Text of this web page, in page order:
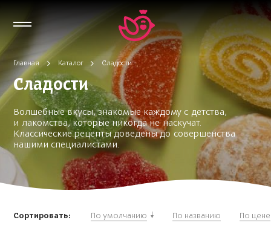
Главная Каталог Сладости
Сладости
Волшебные вкусы, знакомые каждому с детства,
и лакомства, которые никогда не наскучат.
Классические рецепты доведены до совершенства
нашими специалистами.
Сортировать: По умолчанию По названию По цене